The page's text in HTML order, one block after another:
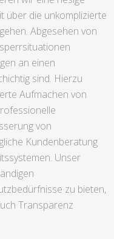
über die unkomplizierte
Abgesehen von
an einen
sind. Hierzu
Aufmachen von
von
Kundenberatung
Unser
zu bieten,
Transparenz